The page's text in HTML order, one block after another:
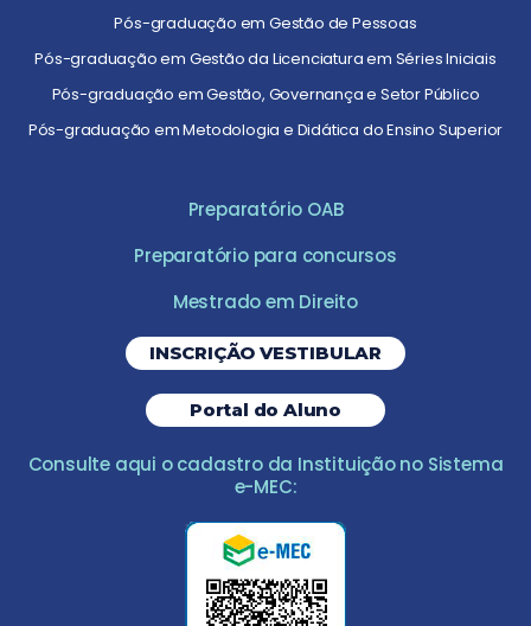
Pós-graduação em Gestão de Pessoas
Pós-graduação em Gestão da Licenciatura em Séries Iniciais
Pós-graduação em Gestão, Governança e Setor Público
Pós-graduação em Metodologia e Didática do Ensino Superior
Preparatório OAB
Preparatório para concursos
Mestrado em Direito
INSCRIÇÃO VESTIBULAR
Portal do Aluno
Consulte aqui o cadastro da Instituição no Sistema
e-MEC: